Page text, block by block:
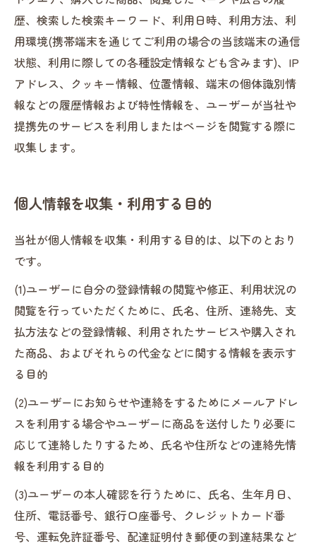
歴、検索した検索キーワード、利用日時、利用方法、利
用環境(携帯端末を通じてご利用の場合の当該端末の通信
状態、利用に際しての各種設定情報なども含みます)、IP
アドレス、クッキー情報、位置情報、端末の個体識別情
報などの履歴情報および特性情報を、ユーザーが当社や
提携先のサービスを利用しまたはページを閲覧する際に
収集します。
個人情報を収集・利用する目的
当社が個人情報を収集・利用する目的は、以下のとおり
です。
(1)ユーザーに自分の登録情報の閲覧や修正、利用状況の
閲覧を行っていただくために、氏名、住所、連絡先、支
払方法などの登録情報、利用されたサービスや購入され
た商品、およびそれらの代金などに関する情報を表示す
る目的
(2)ユーザーにお知らせや連絡をするためにメールアドレ
スを利用する場合やユーザーに商品を送付したり必要に
応じて連絡したりするため、氏名や住所などの連絡先情
報を利用する目的
(3)ユーザーの本人確認を行うために、氏名、生年月日、
住所、電話番号、銀行口座番号、クレジットカード番
号、運転免許証番号、配達証明付き郵便の到達結果など